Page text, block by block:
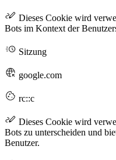
Dieses Cookie wird
Bots im Kontext der
Sitzung
google.com
rc::c
Dieses Cookie wird
Bots zu unterscheiden und
Benutzer.